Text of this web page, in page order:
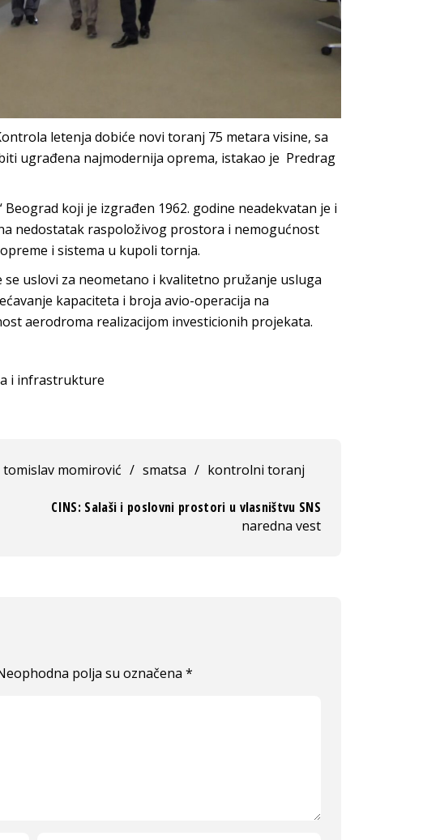
letenja dobiće novi toranj 75 metara visine, sa
ugrađena najmodernija oprema, istakao je Predrag
koji je izgrađen 1962. godine neadekvatan je i
nedostatak raspoloživog prostora i nemogućnost
i sistema u kupoli tornja.
uslovi za neometano i kvalitetno pružanje usluga
kapaciteta i broja avio-operacija na
aerodroma realizacijom investicionih projekata.
i infrastrukture
tomislav momirović / smatsa / kontrolni toranj
CINS: Salaši i poslovni prostori u vlasništvu SNS
naredna vest
polja su označena *